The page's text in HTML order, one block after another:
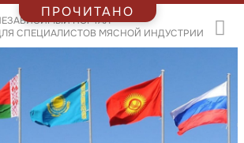
ПОРТАЛ
СПЕЦИАЛИСТОВ МЯСНОЙ ИНДУСТРИИ
ПРОЧИТАНО